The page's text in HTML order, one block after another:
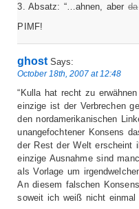
3. Absatz: “…ahnen, aberda
PIMF!
ghostSays:
October 18th, 2007 at 12:48
“Kulla hat recht zu
einzige ist der Verbrechen
den nordamerikanischen
unangefochtener Konsens
der Rest der Welt erscheint
einzige Ausnahme sind
als Vorlage um
An diesem falschen
soweit ich weiß nicht einmal